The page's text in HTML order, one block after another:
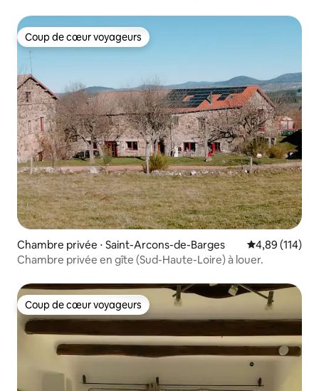
Coup de cœur voyageurs
Coup de cœur voyageurs
Chambre privée ⋅ Saint-Arcons-de-Barges Évaluation
4,89 (114)
Chambre privée en gîte (Sud-Haute-Loire) à louer.
Coup de cœur voyageurs
Coup de cœur voyageurs